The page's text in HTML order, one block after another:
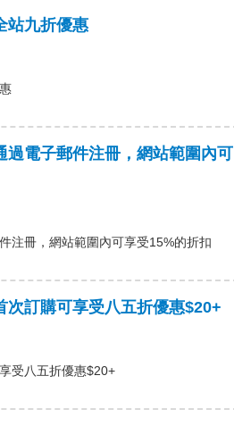
站九折優惠
電子郵件注冊，網站範圍內可
注冊，網站範圍內可享受15%的折扣
訂購可享受八五折優惠$20+
受八五折優惠$20+